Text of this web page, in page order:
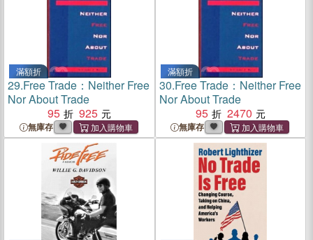
滿額折
29.Free Trade：Neither Free
Nor About Trade
95
925
無庫存
滿額折
30.Free Trade：Neither Free
Nor About Trade
95
2470
無庫存